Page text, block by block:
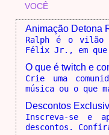
VOCÊ
Animação Detona
Ralph é o vilão
Félix Jr., em que
O que é twitch e
Crie uma
música ou o que
Descontos
Inscreva-se e
descontos.